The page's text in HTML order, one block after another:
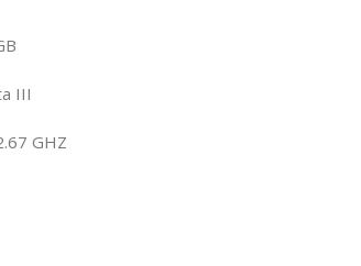
III
GHZ